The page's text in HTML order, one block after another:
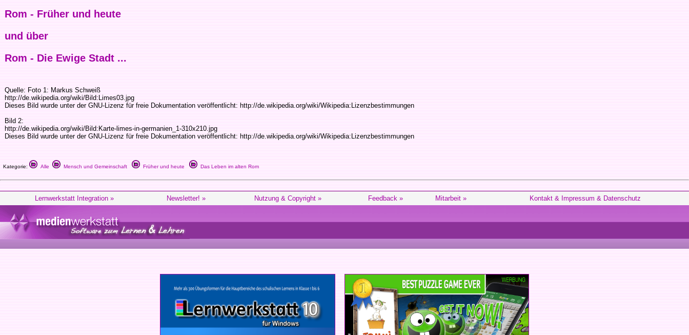
Rom - Früher und heute
und über
Rom - Die Ewige Stadt ...
Quelle: Foto 1: Markus Schweiß
http://de.wikipedia.org/wiki/Bild:Limes03.jpg
Dieses Bild wurde unter der GNU-Lizenz für freie Dokumentation veröffentlicht: http://de.wikipedia.org/wiki/Wikipedia:Lizenzbestimmungen
Bild 2:
http://de.wikipedia.org/wiki/Bild:Karte-limes-in-germanien_1-310x210.jpg
Dieses Bild wurde unter der GNU-Lizenz für freie Dokumentation veröffentlicht: http://de.wikipedia.org/wiki/Wikipedia:Lizenzbestimmungen
Kategorie: Alle Mensch und Gemeinschaft Früher und heute Das Leben im alten Rom
Lernwerkstatt Integration » Newsletter! » Nutzung & Copyright » Feedback » Mitarbeit » Kontakt & Impressum & Datenschutz